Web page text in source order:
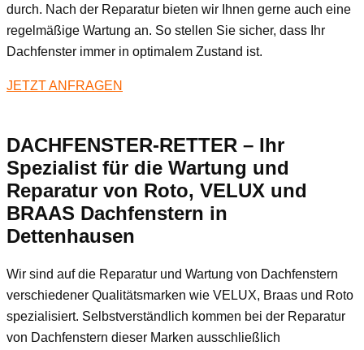
durch. Nach der Reparatur bieten wir Ihnen gerne auch eine
regelmäßige Wartung an. So stellen Sie sicher, dass Ihr
Dachfenster immer in optimalem Zustand ist.
JETZT ANFRAGEN
DACHFENSTER-RETTER – Ihr
Spezialist für die Wartung und
Reparatur von Roto, VELUX und
BRAAS Dachfenstern in
Dettenhausen
Wir sind auf die Reparatur und Wartung von Dachfenstern
verschiedener Qualitätsmarken wie VELUX, Braas und Roto
spezialisiert. Selbstverständlich kommen bei der Reparatur
von Dachfenstern dieser Marken ausschließlich